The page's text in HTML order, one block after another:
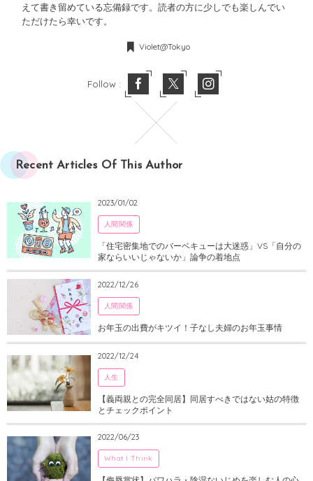
えて書き留めている忘備録です。読者の方に少しでも楽しんでい
ただけたら幸いです。
Violet@Tokyo
Follow :
Recent Articles Of This Author
2023/01/02
人間関係
「住宅密集地でのバーベキューは大迷惑」VS「自分の
家ならいいじゃないか」論争の着地点
2022/12/26
人間関係
お年玉の出費がキツイ！子なし夫婦のお年玉事情
2022/12/24
人生
【義両親との完全同居】同居すべきではない姑の特徴
とチェックポイント
2022/06/23
What I Think